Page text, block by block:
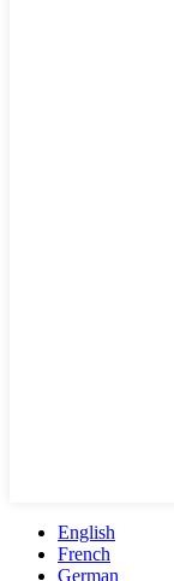
English
French
German